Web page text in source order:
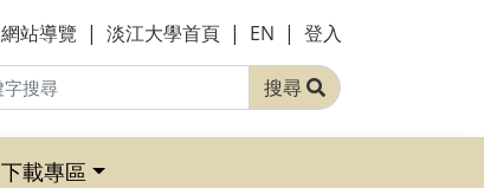
網站導覽 | 淡江大學首頁 | EN | 登入
搜尋
下載專區